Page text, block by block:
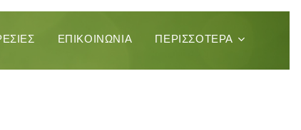
ΕΠΙΚΟΙΝΩΝΊΑ ΠΕΡΙΣΣΌΤΕΡΑ